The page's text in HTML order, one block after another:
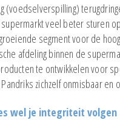
(voedselverspilling)
veel beter sturen
segment voor de
afdeling binnen de
producten te ontwikkelen
zichzelf onmisbaar
wel je integriteit volgen